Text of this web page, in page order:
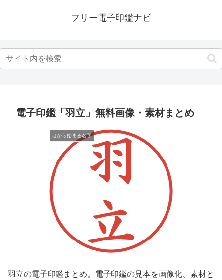
フリー電子印鑑ナビ
電子印鑑「羽立」無料画像・素材まとめ
はから始まる名字
羽立の電子印鑑まとめ。電子印鑑の見本を画像化、素材と